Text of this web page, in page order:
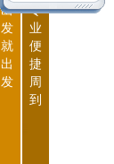
出
发
就
出
发
专
业
便
捷
周
到